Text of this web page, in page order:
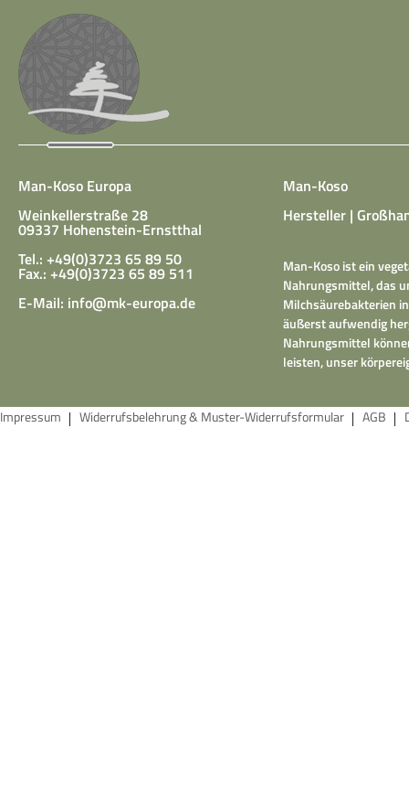
Man-Koso Europa
Weinkellerstraße 28
09337 Hohenstein-Ernstthal
Tel.: +49(0)3723 65 89 50
Fax.: +49(0)3723 65 89 511
E-Mail: info@mk-europa.de
Man-Koso
Hersteller |
Man-Koso ist ein
Nahrungsmittel, das
Milchsäurebakterien
äußerst aufwendig
Nahrungsmittel
leisten, unser
Impressum Widerrufsbelehrung & Muster-Widerrufsformular AGB